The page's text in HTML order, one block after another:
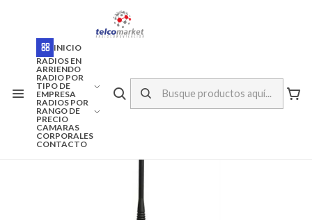
INICIO
RADIOS EN
ARRIENDO
RADIO POR
TIPO DE
EMPRESA
RADIOS POR
RANGO DE
PRECIO
CAMARAS
CORPORALES
CONTACTO
ENVÍO A TODO CHILE
Inicio Marcas
Motorola
MOTOROLA DEP-250 UHF ANALOGA